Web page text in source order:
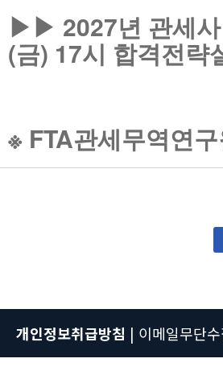
▶▶ 2027년 관세사
(금) 17시 합격전략
※ FTA관세무역연
개인정보취급방침 | 이메일무단